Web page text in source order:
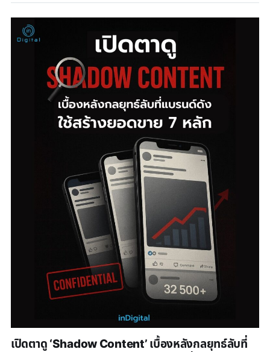
เปิดตาดู ‘Shadow Content’ เบื้องหลังกลยุทธ์ลับที่